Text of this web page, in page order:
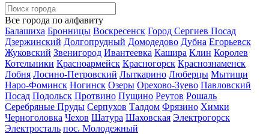
Все города по алфавиту
Балашиха Бронницы Воскресенск Город Сергиев Посад
Дзержинский Долгопрудный Домодедово Дубна Егорьевск
Жуковский Звенигород Ивантеевка Кашира Клин Королев
Котельники Красноармейск Красногорск Краснознаменск
Лобня Лосино-Петровский Лыткарино Люберцы Мытищи
Наро-Фоминск Ногинск Озеры Орехово-Зуево Павловский
Посад Подольск Протвино Пущино Реутов Рошаль
Серебряные Пруды Серпухов Талдом Фрязино Химки
Черноголовка Чехов Шатура Шаховская Электрогорск
Электросталь пос. Молодежный